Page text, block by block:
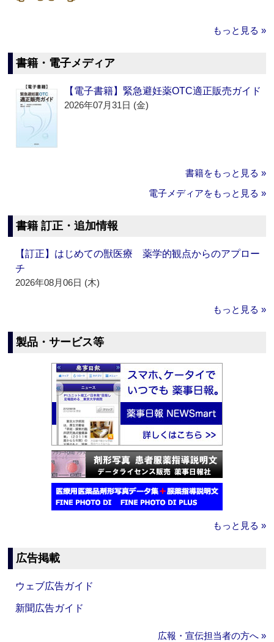
もっと見る »
書籍・電子メディア
【電子書籍】緊急避妊薬OTC適正販売ガイド
2026年07月31日 (金)
書籍をもっと見る »
電子メディアをもっと見る »
書籍 訂正・追加情報
【訂正】はじめての獣医療 薬学的観点からのアプロー
チ
2026年08月06日 (木)
もっと見る »
製品・サービス等
もっと見る »
広告掲載
ウェブ広告ガイド
新聞広告ガイド
広報・宣伝担当者の方へ »